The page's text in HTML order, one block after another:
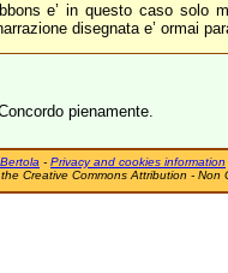
e’ in questo caso solo
disegnata e’ ormai
pienamente.
- Privacy and cookies information
Creative Commons Attribution - Non